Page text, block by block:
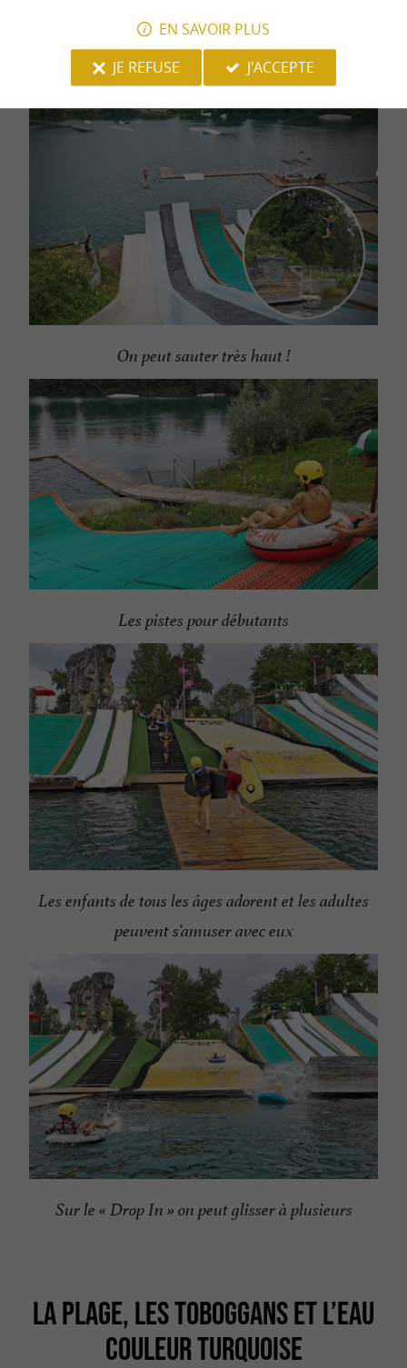
Le Waterjump face aux montagnes des Pyrénées,
un beau cadre
On peut sauter très haut !
Les pistes pour débutants
Les enfants de tous les âges adorent et les adultes
peuvent s’amuser avec eux
Sur le « Drop In » on peut glisser à plusieurs
LA PLAGE, LES TOBOGGANS ET L’EAU
COULEUR TURQUOISE
EN SAVOIR PLUS
JE REFUSE
J'ACCEPTE